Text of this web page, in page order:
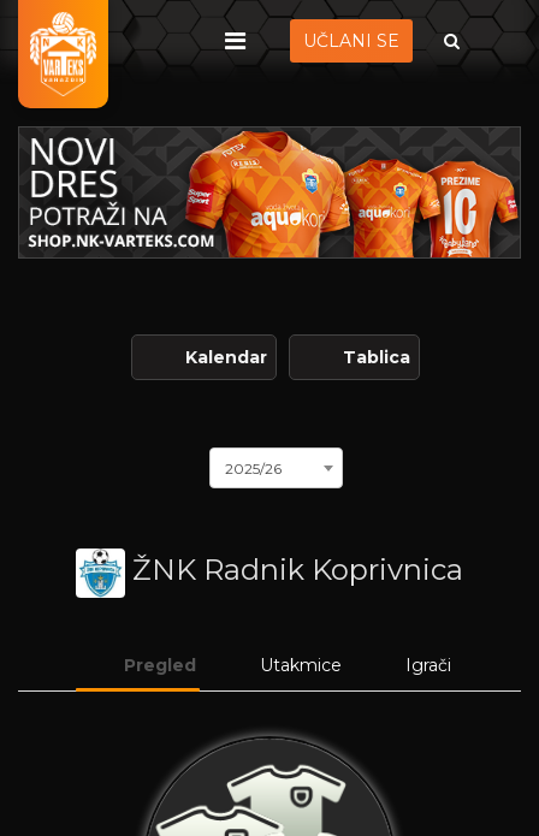
UČLANI SE
Kalendar Tablica
2025/26
ŽNK Radnik Koprivnica
Pregled Utakmice Igrači